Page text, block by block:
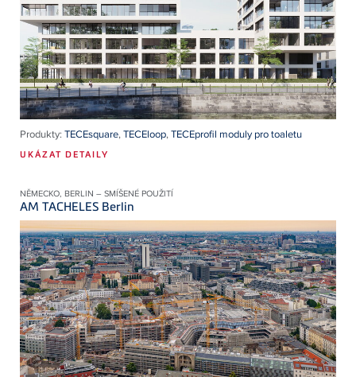
Produkty: TECEsquare,TECEloop,TECEprofil moduly pro toaletu
UKÁZAT DETAILY
NĚMECKO, BERLIN – SMÍŠENÉ POUŽITÍ
AM TACHELES Berlin